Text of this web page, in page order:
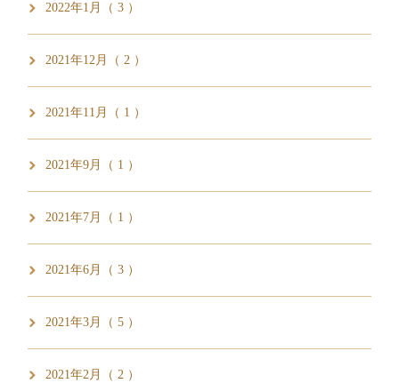
2022年1月（ 3 ）
2021年12月（ 2 ）
2021年11月（ 1 ）
2021年9月（ 1 ）
2021年7月（ 1 ）
2021年6月（ 3 ）
2021年3月（ 5 ）
2021年2月（ 2 ）